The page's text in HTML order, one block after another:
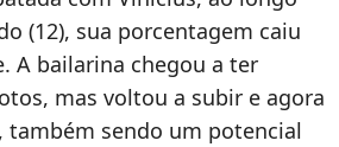
(12), sua porcentagem caiu
A bailarina chegou a ter
mas voltou a subir e agora
, também sendo um potencial